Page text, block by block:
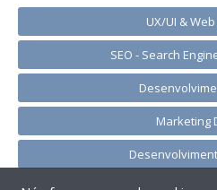
UX/UI &
SEO - Search
Marketing